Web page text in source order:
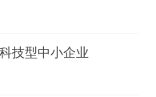
技型中小企业